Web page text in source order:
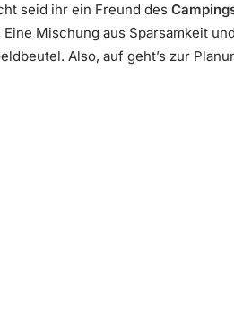
seid ihr ein Freund des
Mischung aus Sparsamkeit
Also, auf geht’s zur